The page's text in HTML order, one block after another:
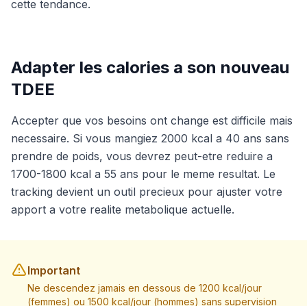
cette tendance.
Adapter les calories a son nouveau
TDEE
Accepter que vos besoins ont change est difficile mais
necessaire. Si vous mangiez 2000 kcal a 40 ans sans
prendre de poids, vous devrez peut-etre reduire a
1700-1800 kcal a 55 ans pour le meme resultat. Le
tracking devient un outil precieux pour ajuster votre
apport a votre realite metabolique actuelle.
Important
Ne descendez jamais en dessous de 1200 kcal/jour
(femmes) ou 1500 kcal/jour (hommes) sans supervision